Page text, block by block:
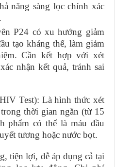
năng sàng lọc chính xác
P24 có xu hướng giảm
tạo kháng thể, làm giảm
Cần kết hợp với xét
nhận kết quả, tránh sai
Test): Là hình thức xét
thời gian ngắn (từ 15
phẩm có thể là máu đầu
tương hoặc nước bọt.
tiện lợi, dễ áp dụng cả tại